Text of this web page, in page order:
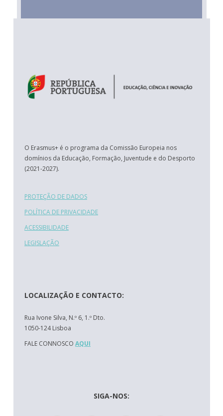
O Erasmus+ é o programa da Comissão Europeia nos
domínios da Educação, Formação, Juventude e do Desporto
(2021-2027).
PROTEÇÃO DE DADOS
POLÍTICA DE PRIVACIDADE
ACESSIBILIDADE
LEGISLAÇÃO
LOCALIZAÇÃO E CONTACTO:
Rua Ivone Silva, N.º 6, 1.º Dto.
1050-124 Lisboa
FALE CONNOSCO AQUI
SIGA-NOS: